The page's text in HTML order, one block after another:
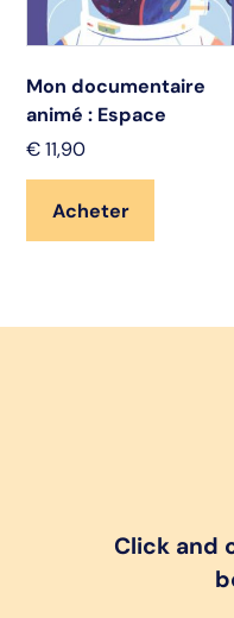
Mon documentaire
animé : Espace
€ 11,90
Acheter
Click and